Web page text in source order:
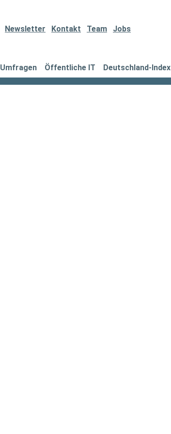
Newsletter Kontakt Team Jobs
Umfragen Öffentliche IT Deutschland-Index